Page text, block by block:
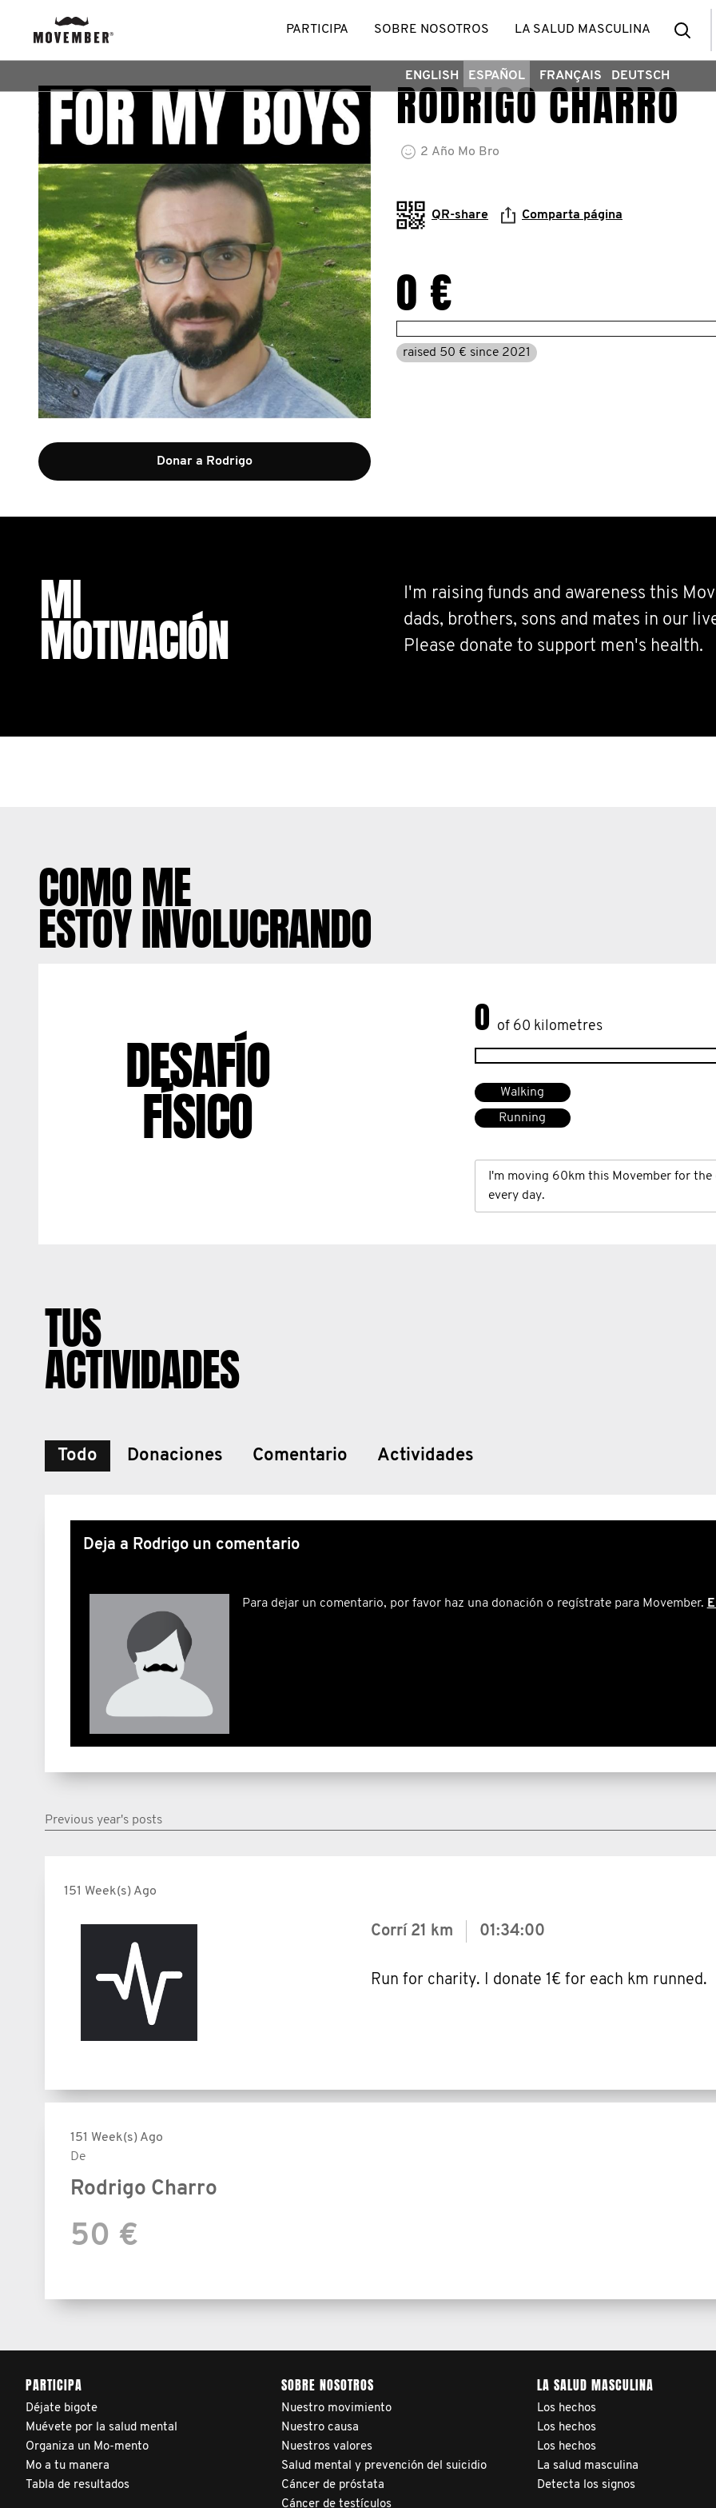
PARTICIPA SOBRE NOSOTROS LA SALUD MASCULINA
ENGLISH ESPAÑOL FRANÇAIS DEUTSCH
Donar a Rodrigo
RODRIGO CHARRO
2 Año Mo Bro
QR-share Comparta página
0 €
raised 50 € since 2021
MI
MOTIVACIÓN
I'm raising funds and awareness this
dads, brothers, sons and mates in our
Please donate to support men's health.
COMO ME
ESTOY INVOLUCRANDO
DESAFÍO
FÍSICO
0 of 60 kilometres
Walking
Running
I'm moving 60km this Movember for
every day.
TUS
ACTIVIDADES
Todo Donaciones Comentario Actividades
Deja a Rodrigo un comentario
Para dejar un comentario, por favor haz una donación o regístrate para Movember.
Previous year's posts
151 Week(s) Ago
Corrí 21 km 01:34:00
Run for charity. I donate 1€ for each km runned.
151 Week(s) Ago
De
Rodrigo Charro
50 €
PARTICIPA
Déjate bigote
Muévete por la salud mental
Organiza un Mo-mento
Mo a tu manera
Tabla de resultados
SOBRE NOSOTROS
Nuestro movimiento
Nuestro causa
Nuestros valores
Salud mental y prevención del suicidio
Cáncer de próstata
Cáncer de testículos
LA SALUD MASCULINA
Los hechos
Los hechos
Los hechos
La salud masculina
Detecta los signos